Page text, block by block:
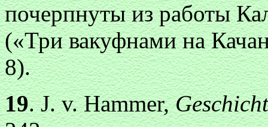
почерпнуты из работы
(«Три вакуфнами на
8).
19. J. v. Hammer,